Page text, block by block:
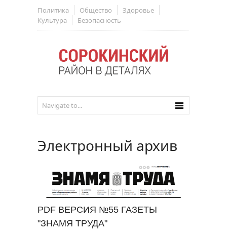
Политика Общество
Здоровье
Культура
Безопасность
Электронный архив
PDF ВЕРСИЯ №55 ГАЗЕТЫ
"ЗНАМЯ ТРУДА"